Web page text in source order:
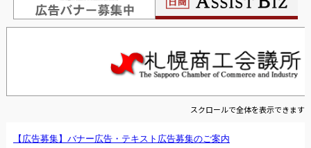
スクロールで全体を表示できます